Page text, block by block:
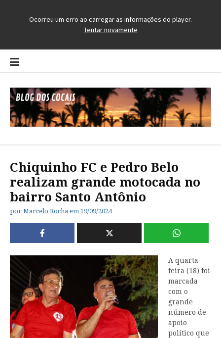
Pular
para
conteúdo
Chiquinho FC e Pedro Belo
realizam grande motocada no
bairro Santo Antônio
por Marcelo Rocha em 19/09/2024
A quarta-
feira (18) foi
marcada
com o
grande
número de
apoio
político que